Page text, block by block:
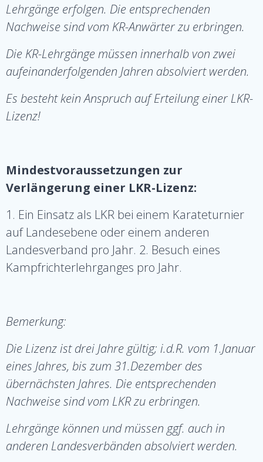
Lehrgänge erfolgen. Die entsprechenden
Nachweise sind vom KR-Anwärter zu erbringen.
Die KR-Lehrgänge müssen innerhalb von zwei
aufeinanderfolgenden Jahren absolviert werden.
Es besteht kein Anspruch auf Erteilung einer LKR-
Lizenz!
Mindestvoraussetzungen zur
Verlängerung einer LKR-Lizenz:
1. Ein Einsatz als LKR bei einem Karateturnier
auf Landesebene oder einem anderen
Landesverband pro Jahr. 2. Besuch eines
Kampfrichterlehrganges pro Jahr.
Bemerkung:
Die Lizenz ist drei Jahre gültig; i.d.R. vom 1.Januar
eines Jahres, bis zum 31.Dezember des
übernächsten Jahres. Die entsprechenden
Nachweise sind vom LKR zu erbringen.
Lehrgänge können und müssen ggf. auch in
anderen Landesverbänden absolviert werden.